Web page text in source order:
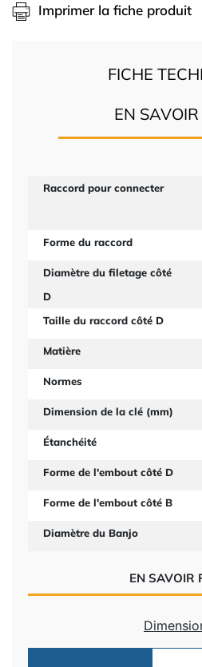
Imprimer la fiche produit
FICHE
EN
Raccord pour connecter
Forme du raccord
Diamètre du filetage côté
D
Taille du raccord côté D
Matière
Normes
Dimension de la clé (mm)
Étanchéité
Forme de l'embout côté D
Forme de l'embout côté B
Diamètre du Banjo
EN SAVOIR